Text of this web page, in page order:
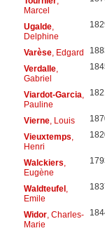
Marcel
Ugalde,
Delphine
Varèse, Edgard
Verdalle,
Gabriel
Viardot-Garcia,
Pauline
Vierne, Louis
Vieuxtemps,
Henri
Walckiers,
Eugène
Waldteufel ,
Emile
Widor, Charles-
Marie